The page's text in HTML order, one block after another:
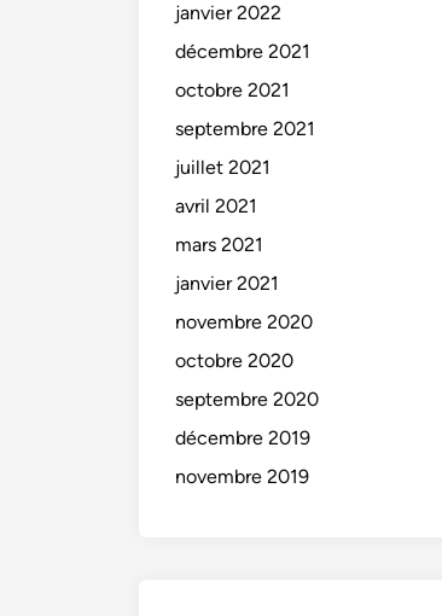
janvier 2022
décembre 2021
octobre 2021
septembre 2021
juillet 2021
avril 2021
mars 2021
janvier 2021
novembre 2020
octobre 2020
septembre 2020
décembre 2019
novembre 2019